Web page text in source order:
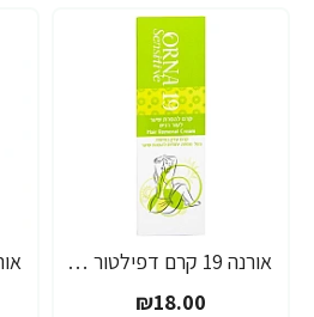
אורנה 19 קרם דפילטור לעור רגיש 80 גרם
₪18.00